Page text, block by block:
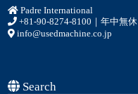
Padre International
+81-90-8274-8100 ｜年中無休
info@usedmachine.co.jp
Search